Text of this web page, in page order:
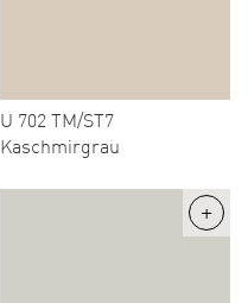
U 702 TM/ST7
Kaschmirgrau